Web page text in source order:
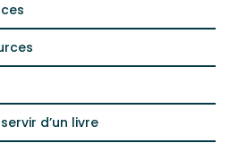
d’un livre